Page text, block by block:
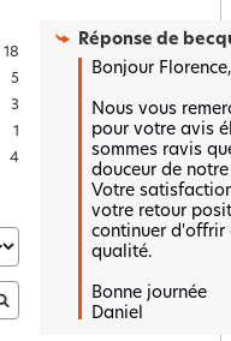
18
5
3
1
4
Réponse de
Bonjour
Nous vous
pour votre avis
sommes ravis
douceur de
Votre
votre retour
continuer d'offrir
qualité.
Bonne journée
Daniel